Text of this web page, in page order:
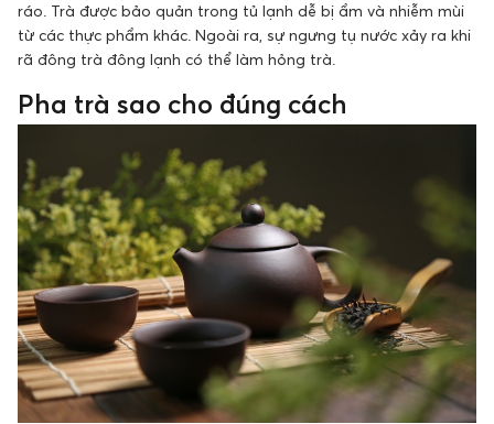
ráo. Trà được bảo quản trong tủ lạnh dễ bị ẩm và nhiễm mùi
từ các thực phẩm khác. Ngoài ra, sự ngưng tụ nước xảy ra khi
rã đông trà đông lạnh có thể làm hỏng trà.
Pha trà sao cho đúng cách